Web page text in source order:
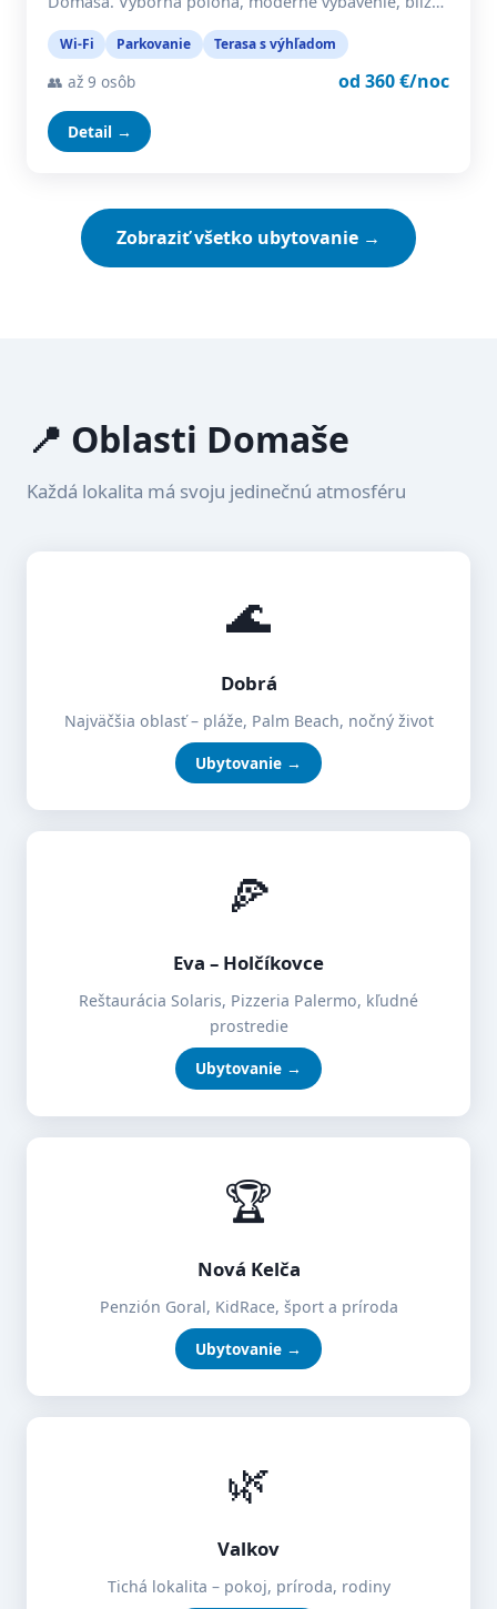
Wi-Fi Parkovanie Terasa s výhľadom
👥 až 9 osôb od 360 €/noc
Detail →
Zobraziť všetko ubytovanie →
📍 Oblasti Domaše
Každá lokalita má svoju jedinečnú atmosféru
🌊
Dobrá
Najväčšia oblasť – pláže, Palm Beach, nočný život
Ubytovanie →
🍕
Eva – Holčíkovce
Reštaurácia Solaris, Pizzeria Palermo, kľudné
prostredie
Ubytovanie →
🏆
Nová Kelča
Penzión Goral, KidRace, šport a príroda
Ubytovanie →
🌿
Valkov
Tichá lokalita – pokoj, príroda, rodiny